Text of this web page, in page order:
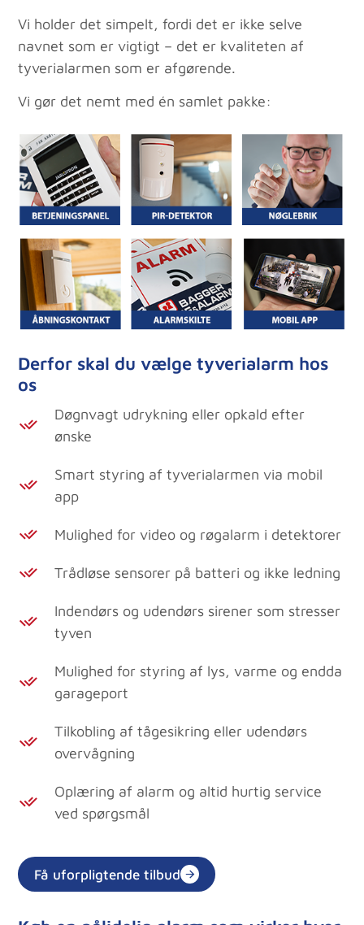
Vi holder det simpelt, fordi det er ikke selve
navnet som er vigtigt – det er kvaliteten af
tyverialarmen som er afgørende.
Vi gør det nemt med én samlet pakke:
Derfor skal du vælge tyverialarm hos
os
Døgnvagt udrykning eller opkald efter
ønske
Smart styring af tyverialarmen via mobil
app
Mulighed for video og røgalarm i detektorer
Trådløse sensorer på batteri og ikke ledning
Indendørs og udendørs sirener som stresser
tyven
Mulighed for styring af lys, varme og endda
garageport
Tilkobling af tågesikring eller udendørs
overvågning
Oplæring af alarm og altid hurtig service
ved spørgsmål
Få uforpligtende tilbud